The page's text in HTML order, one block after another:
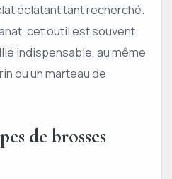
éclatant tant recherché.
cet outil est souvent
indispensable, au même
ou un marteau de
de brosses